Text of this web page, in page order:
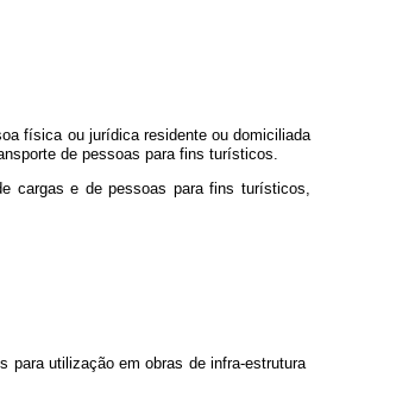
física ou jurídica residente ou domiciliada
de pessoas para fins turísticos.
cargas e de pessoas para fins turísticos,
para utilização em obras de infra-estrutura